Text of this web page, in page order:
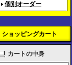
個別オーダー
ショッピングカート
カートの中身